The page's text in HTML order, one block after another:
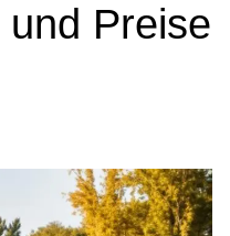
Preise